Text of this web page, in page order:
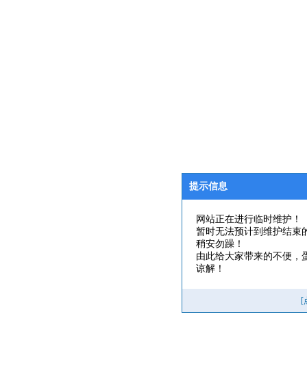
提示信息
网站正在进行临时维护！
暂时无法预计到维护结束
稍安勿躁！
由此给大家带来的不便，
谅解！
[